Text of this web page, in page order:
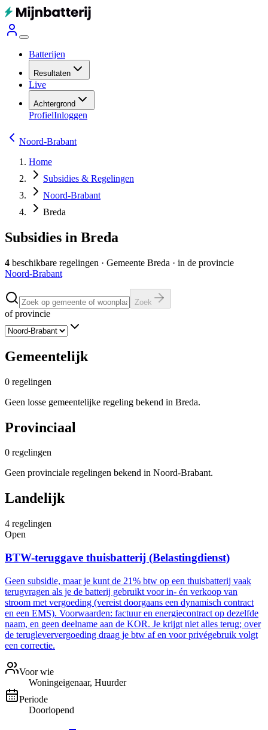
Batterijen
Resultaten
Live
Achtergrond
ProfielInloggen
Noord-Brabant
Home
Subsidies & Regelingen
Noord-Brabant
Breda
Subsidies in Breda
4 beschikbare regelingen · Gemeente Breda · in de provincie
Noord-Brabant
Zoek
of provincie
Gemeentelijk
0 regelingen
Geen losse gemeentelijke regeling bekend in Breda.
Provinciaal
0 regelingen
Geen provinciale regelingen bekend in Noord-Brabant.
Landelijk
4 regelingen
Open
BTW-teruggave thuisbatterij (Belastingdienst)
Geen subsidie, maar je kunt de 21% btw op een thuisbatterij vaak
terugvragen als je de batterij gebruikt voor in- én verkoop van
stroom met vergoeding (vereist doorgaans een dynamisch contract
en een EMS). Voorwaarden: factuur en energiecontract op dezelfde
naam, en geen deelname aan de KOR. Je krijgt niet alles terug; over
de terugleververgoeding draag je btw af en voor privégebruik volgt
een correctie.
Voor wie
Woningeigenaar, Huurder
Periode
Doorlopend